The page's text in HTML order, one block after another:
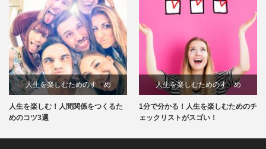
人生を楽しむためのすゝめ
人生を楽しむ！人間関係をつくるた
めのコツ3選
人生を楽しむためのすゝめ
1分で分かる！人生を楽しむためのチ
ェックリストがスゴい！